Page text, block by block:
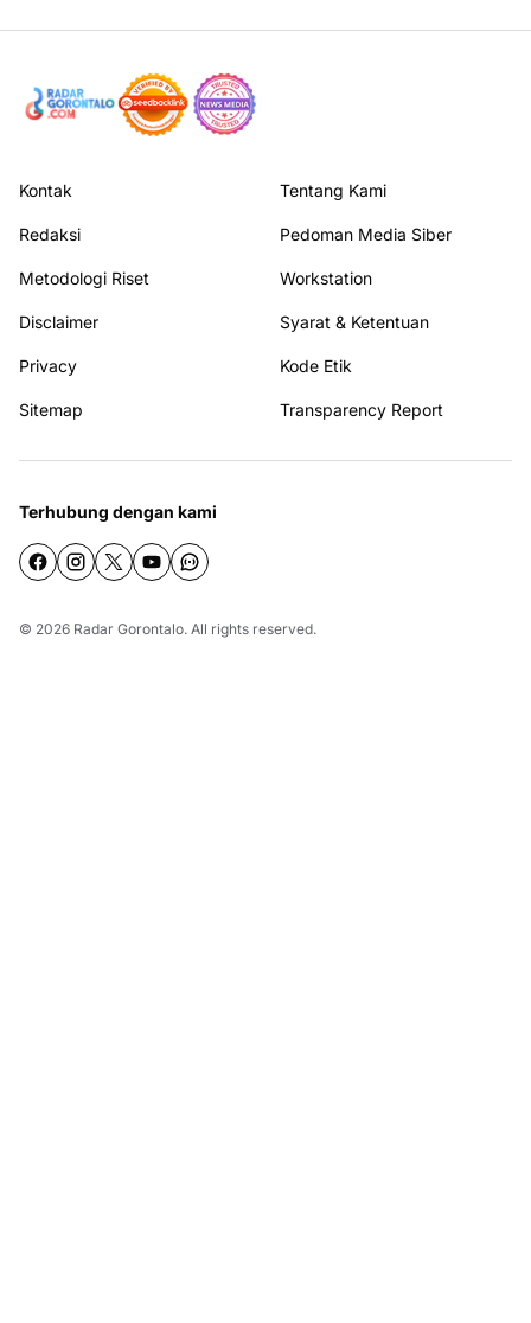
Kontak Tentang Kami
Redaksi Pedoman Media Siber
Metodologi Riset Workstation
Disclaimer Syarat & Ketentuan
Privacy Kode Etik
Sitemap Transparency Report
Terhubung dengan kami
© 2026 Radar Gorontalo. All rights reserved.